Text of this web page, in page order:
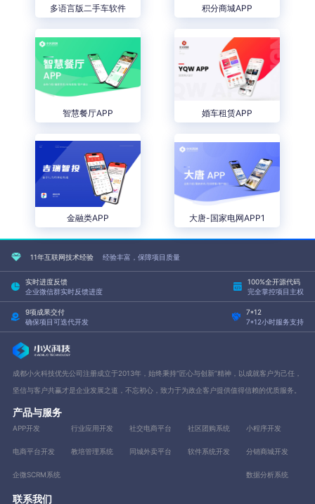
多语言版二手车软件 积分商城APP
智慧餐厅APP 婚车租赁APP
金融类APP 大唐-国家电网APP1
11年互联网技术经验 经验丰富，保障项目质量
实时进度反馈
企业微信群实时反馈进度
100%全开源代码
完全掌控项目主权
9项成果交付
确保项目可迭代开发
7*12
7*12小时服务支持
成都小火科技优先公司注册成立于2013年，始终秉持“匠心与创新”精神，以成就客户为己任，
坚信与客户共赢才是企业发展之道，不忘初心，致力于为政企客户提供值得信赖的优质服务。
产品与服务
APP开发 行业应用开发 社交电商平台 社区团购系统 小程序开发
电商平台开发 教培管理系统 同城外卖平台 软件系统开发 分销商城开发
企微SCRM系统 数据分析系统
联系我们